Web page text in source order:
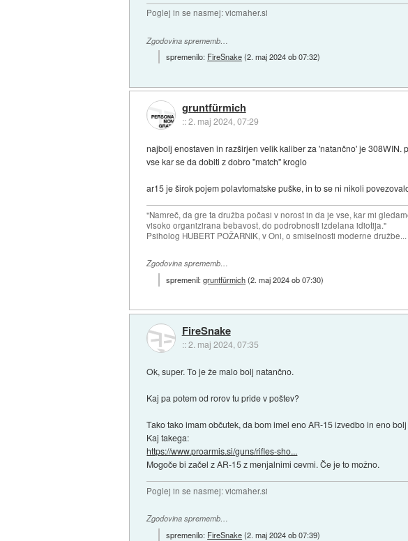
Poglej in se nasmej: vicmaher.si
Zgodovina sprememb…
spremenilo: FireSnake(2. maj 2024 ob 07:32)
gruntfürmich
::2. maj 2024, 07:29
najbolj enostaven in razširjen velik kaliber za 'natančno' je 308WIN.
vse kar se da dobiti z dobro ''match'' kroglo
ar15 je širok pojem polavtomatske puške, in to se ni nikoli
"Namreč, da gre ta družba počasi v norost in da je vse, kar mi
visoko organizirana bebavost, do podrobnosti izdelana idiotija."
Psiholog HUBERT POŽARNIK, v Oni, o smiselnosti moderne družbe...
Zgodovina sprememb…
spremenil:gruntfürmich(2. maj 2024 ob 07:30)
FireSnake
::2. maj 2024, 07:35
Ok, super. To je že malo bolj natančno.
Kaj pa potem od rorov tu pride v poštev?
Tako tako imam občutek, da bom imel eno AR-15 izvedbo in eno
Kaj takega:
https://www.proarmis.si/guns/rifles-sho...
Mogoče bi začel z AR-15 z menjalnimi cevmi. Če je to možno.
Poglej in se nasmej: vicmaher.si
Zgodovina sprememb…
spremenilo: FireSnake(2. maj 2024 ob 07:39)